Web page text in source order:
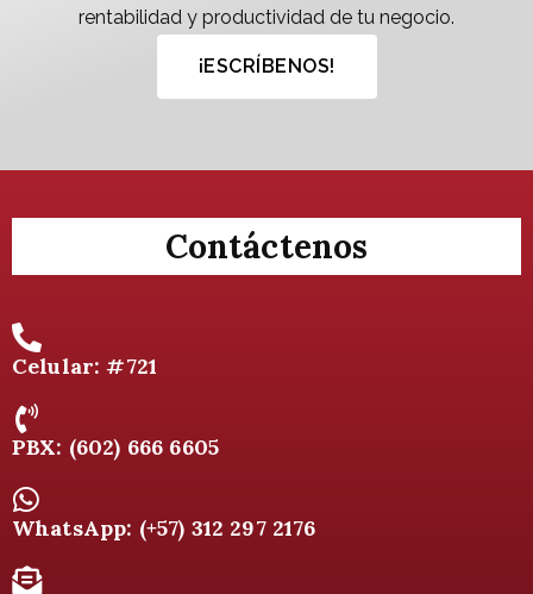
rentabilidad y productividad de tu negocio.
¡ESCRÍBENOS!
Contáctenos
Celular: #721
PBX: (602) 666 6605
WhatsApp: (+57) 312 297 2176